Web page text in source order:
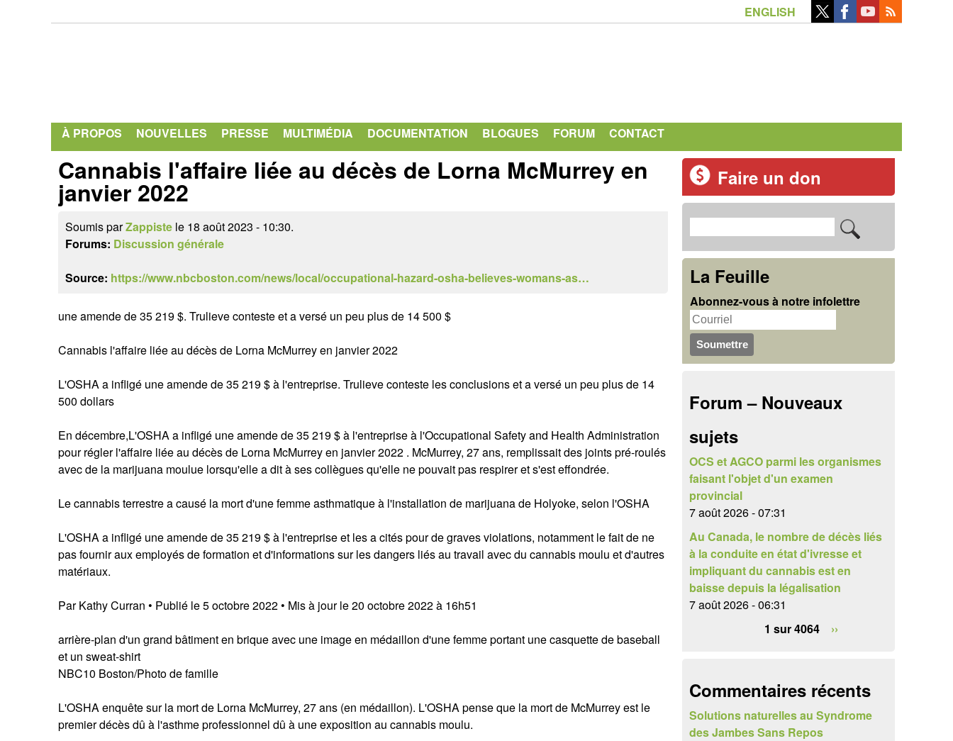
ENGLISH
À PROPOS NOUVELLES PRESSE MULTIMÉDIA DOCUMENTATION BLOGUES FORUM CONTACT
Cannabis l'affaire liée au décès de Lorna McMurrey en
janvier 2022
Soumis parZappiste le 18 août 2023 - 10:30.
Forums: Discussion générale
Source: https://www.nbcboston.com/news/local/occupational-hazard-osha-believes-womans-as…
une amende de 35 219 $. Trulieve conteste et a versé un peu plus de 14 500 $
Cannabis l'affaire liée au décès de Lorna McMurrey en janvier 2022
L'OSHA a infligé une amende de 35 219 $ à l'entreprise. Trulieve conteste les conclusions et a versé un peu plus de 14
500 dollars
En décembre,L'OSHA a infligé une amende de 35 219 $ à l'entreprise à l'Occupational Safety and Health Administration
pour régler l'affaire liée au décès de Lorna McMurrey en janvier 2022 . McMurrey, 27 ans, remplissait des joints pré-roulés
avec de la marijuana moulue lorsqu'elle a dit à ses collègues qu'elle ne pouvait pas respirer et s'est effondrée.
Le cannabis terrestre a causé la mort d'une femme asthmatique à l'installation de marijuana de Holyoke, selon l'OSHA
L'OSHA a infligé une amende de 35 219 $ à l'entreprise et les a cités pour de graves violations, notamment le fait de ne
pas fournir aux employés de formation et d'informations sur les dangers liés au travail avec du cannabis moulu et d'autres
matériaux.
Par Kathy Curran • Publié le 5 octobre 2022 • Mis à jour le 20 octobre 2022 à 16h51
arrière-plan d'un grand bâtiment en brique avec une image en médaillon d'une femme portant une casquette de baseball
et un sweat-shirt
NBC10 Boston/Photo de famille
L'OSHA enquête sur la mort de Lorna McMurrey, 27 ans (en médaillon). L'OSHA pense que la mort de McMurrey est le
premier décès dû à l'asthme professionnel dû à une exposition au cannabis moulu.
Faire un don
F
o
r
m
u
l
i
r
e
d
e
r
e
c
c
h
e
c
h
e
r
c
e
La Feuille
Abonnez-vous à notre infolettre
Forum – Nouveaux
sujets
OCS et AGCO parmi les organismes
faisant l'objet d'un examen
provincial
7 août 2026 - 07:31
Au Canada, le nombre de décès liés
à la conduite en état d'ivresse et
impliquant du cannabis est en
baisse depuis la légalisation
7 août 2026 - 06:31
1 sur 4064
››
Commentaires récents
Solutions naturelles au Syndrome
des Jambes Sans Repos